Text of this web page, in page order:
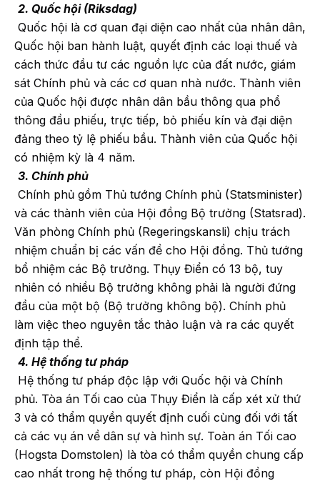
2. Quốc hội (Riksdag)
Quốc hội là cơ quan đại diện cao nhất của nhân dân,
Quốc hội ban hành luật, quyết định các loại thuế và
cách thức đầu tư các nguồn lực của đất nước, giám
sát Chính phủ và các cơ quan nhà nước. Thành viên
của Quốc hội được nhân dân bầu thông qua phổ
thông đầu phiếu, trực tiếp, bỏ phiếu kín và đại diện
đảng theo tỷ lệ phiếu bầu. Thành viên của Quốc hội
có nhiệm kỳ là 4 năm.
3. Chính phủ
Chính phủ gồm Thủ tướng Chính phủ (Statsminister)
và các thành viên của Hội đồng Bộ trưởng (Statsrad).
Văn phòng Chính phủ (Regeringskansli) chịu trách
nhiệm chuẩn bị các vấn đề cho Hội đồng. Thủ tướng
bổ nhiệm các Bộ trưởng. Thụy Điển có 13 bộ, tuy
nhiên có nhiều Bộ trưởng không phải là người đứng
đầu của một bộ (Bộ trưởng không bộ). Chính phủ
làm việc theo nguyên tắc thảo luận và ra các quyết
định tập thể.
4. Hệ thống tư pháp
Hệ thống tư pháp độc lập với Quốc hội và Chính
phủ. Tòa án Tối cao của Thụy Điển là cấp xét xử thứ
3 và có thẩm quyền quyết định cuối cùng đối với tất
cả các vụ án về dân sự và hình sự. Toàn án Tối cao
(Hogsta Domstolen) là tòa có thẩm quyền chung cấp
cao nhất trong hệ thống tư pháp, còn Hội đồng